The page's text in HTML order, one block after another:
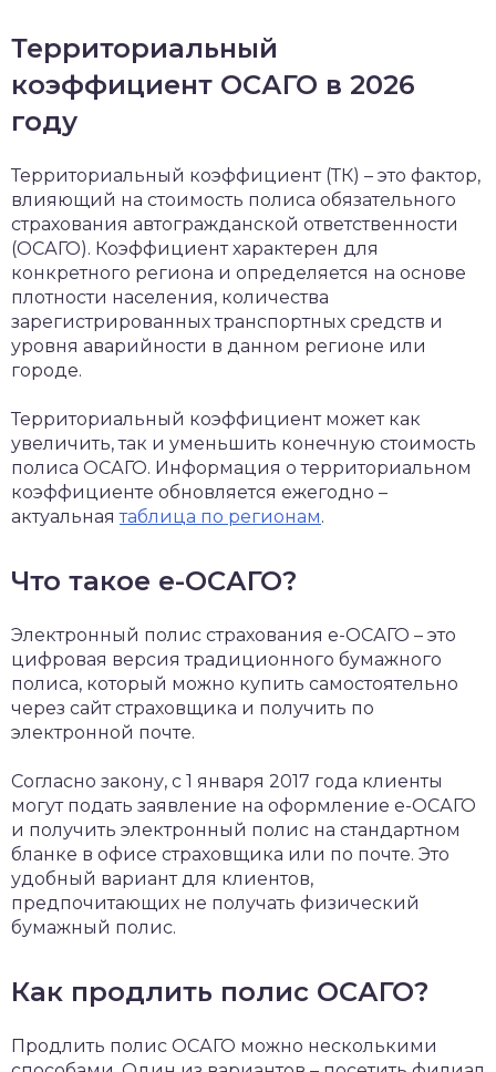
Территориальный
коэффициент ОСАГО в 2026
году
Территориальный коэффициент (ТК) – это фактор,
влияющий на стоимость полиса обязательного
страхования автогражданской ответственности
(ОСАГО). Коэффициент характерен для
конкретного региона и определяется на основе
плотности населения, количества
зарегистрированных транспортных средств и
уровня аварийности в данном регионе или
городе.
Территориальный коэффициент может как
увеличить, так и уменьшить конечную стоимость
полиса ОСАГО. Информация о территориальном
коэффициенте обновляется ежегодно –
актуальнаятаблица по регионам.
Что такое е-ОСАГО?
Электронный полис страхования е-ОСАГО – это
цифровая версия традиционного бумажного
полиса, который можно купить самостоятельно
через сайт страховщика и получить по
электронной почте.
Согласно закону, с 1 января 2017 года клиенты
могут подать заявление на оформление е-ОСАГО
и получить электронный полис на стандартном
бланке в офисе страховщика или по почте. Это
удобный вариант для клиентов,
предпочитающих не получать физический
бумажный полис.
Как продлить полис ОСАГО?
Продлить полис ОСАГО можно несколькими